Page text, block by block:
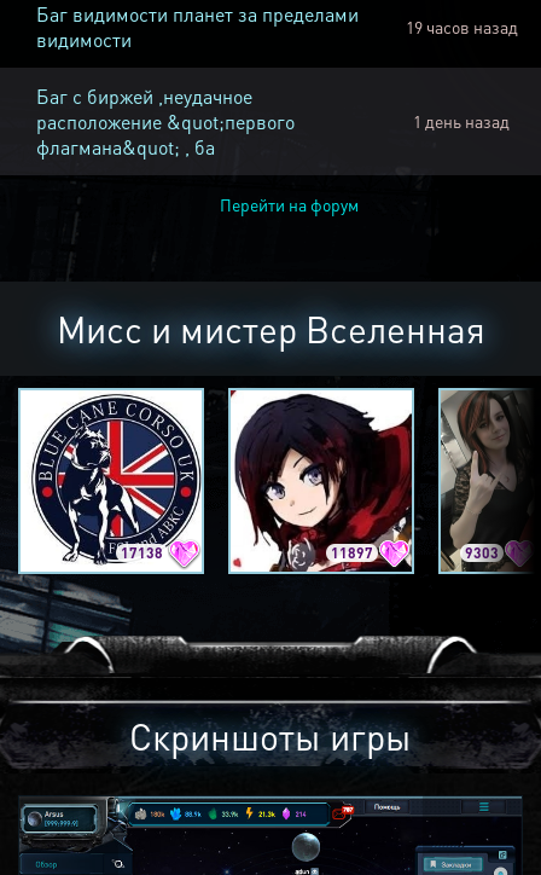
Баг видимости планет за пределами
видимости
19 часов назад
Баг с биржей ,неудачное
расположение &quot;первого
флагмана&quot; , ба
1 день назад
Перейти на форум
Мисс и мистер Вселенная
17138 11897 9303
Скриншоты игры